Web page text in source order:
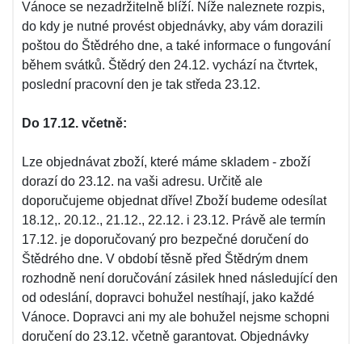
Vánoce se nezadržitelně blíží. Níže naleznete rozpis,
do kdy je nutné provést objednávky, aby vám dorazili
poštou do Štědrého dne, a také informace o fungování
během svátků. Štědrý den 24.12. vychází na čtvrtek,
poslední pracovní den je tak středa 23.12.
Do 17.12. včetně:
Lze objednávat zboží, které máme skladem - zboží
dorazí do 23.12. na vaši adresu. Určitě ale
doporučujeme objednat dříve! Zboží budeme odesílat
18.12,. 20.12., 21.12., 22.12. i 23.12. Právě ale termín
17.12. je doporučovaný pro bezpečné doručení do
Štědrého dne. V období těsně před Štědrým dnem
rozhodně není doručování zásilek hned následující den
od odeslání, dopravci bohužel nestíhají, jako každé
Vánoce. Dopravci ani my ale bohužel nejsme schopni
doručení do 23.12. včetně garantovat. Objednávky